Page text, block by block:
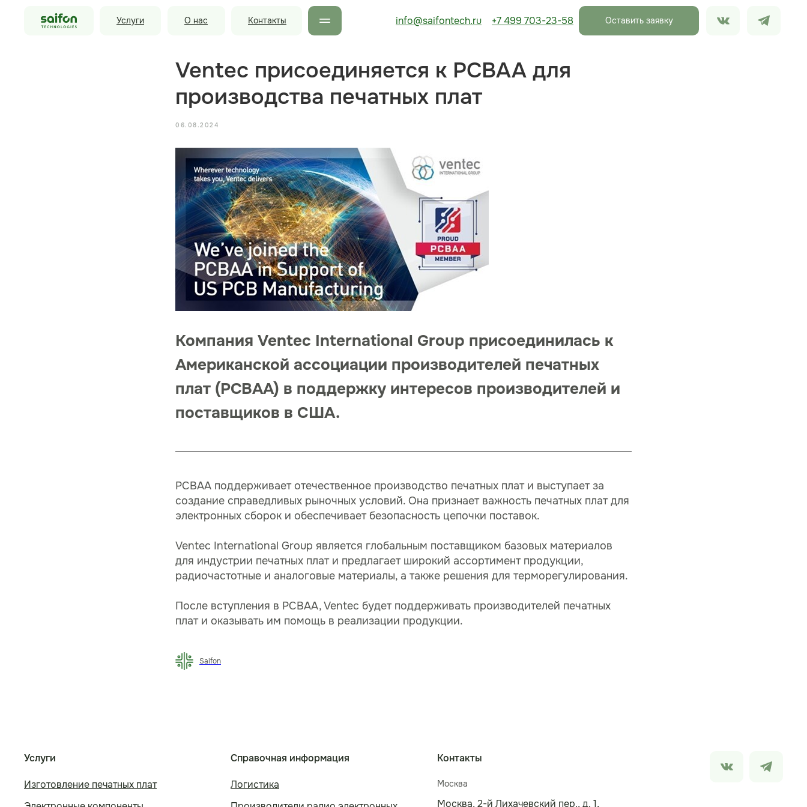
Услуги О нас Контакты +7 499 703-23-58
info@saifontech.ru Оставить заявку
Ventec присоединяется к PCBAA для
производства печатных плат
06.08.2024
Компания Ventec International Group присоединилась к
Американской ассоциации производителей печатных
плат (PCBAA) в поддержку интересов производителей и
поставщиков в США.
PCBAA поддерживает отечественное производство печатных плат и выступает за
создание справедливых рыночных условий. Она признает важность печатных плат для
электронных сборок и обеспечивает безопасность цепочки поставок.
Ventec International Group является глобальным поставщиком базовых материалов
для индустрии печатных плат и предлагает широкий ассортимент продукции,
радиочастотные и аналоговые материалы, а также решения для терморегулирования.
После вступления в PCBAA, Ventec будет поддерживать производителей печатных
плат и оказывать им помощь в реализации продукции.
Saifon
Контакты
Москва
Москва, 2-й Лихачевский пер., д. 1,
Справочная информация
Изготовление печатных плат
Услуги
Логистика